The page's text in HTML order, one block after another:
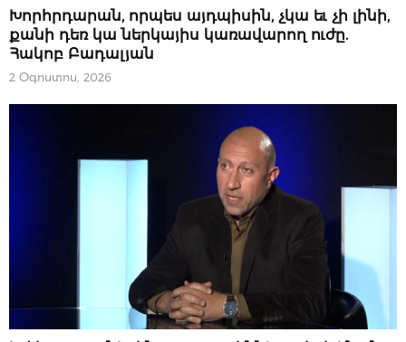
ՆՈՐՈՒԹՅՈՒՆՆԵՐ
Խորհրդարան, որպես այդպիսին, չկա եւ չի լինի,
քանի դեռ կա ներկայիս կառավարող ուժը.
Հակոբ Բադալյան
2 Օգոստոս, 2026